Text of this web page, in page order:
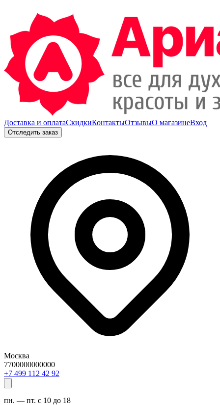
Доставка и оплатаСкидкиКонтактыОтзывыО магазинеВход
Отследить заказ
Москва
7700000000000
29 24 211 994 7+
пн. — пт. с 10 до 18